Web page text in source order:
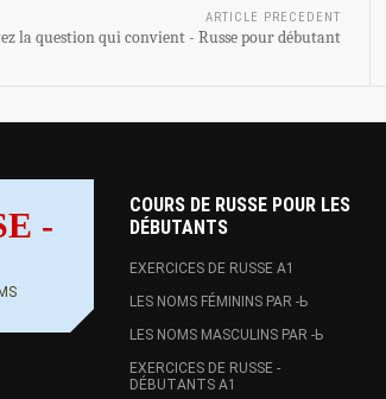
ARTICLE PRECEDENT
la question qui convient - Russe pour débutant
-
COURS DE RUSSE POUR LES
DÉBUTANTS
EXERCICES DE RUSSE A1
LES NOMS FÉMININS PAR -Ь
LES NOMS MASCULINS PAR -Ь
EXERCICES DE RUSSE -
DÉBUTANTS A1